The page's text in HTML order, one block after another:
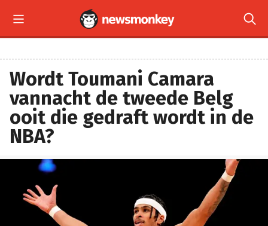
 
Wordt Toumani Camara
vannacht de tweede Belg
ooit die gedraft wordt in de
NBA?